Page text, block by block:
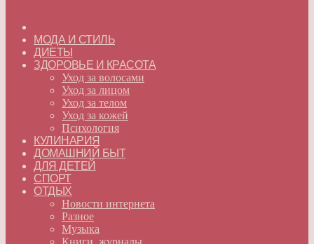
МОДА И СТИЛЬ
ДИЕТЫ
ЗДОРОВЬЕ И КРАСОТА
Уход за волосами
Уход за лицом
Уход за телом
Уход за кожей
Психология
КУЛИНАРИЯ
ДОМАШНИЙ БЫТ
ДЛЯ ДЕТЕЙ
СПОРТ
ОТДЫХ
Новости интернета
Разное
Музыка
Книги, журналы